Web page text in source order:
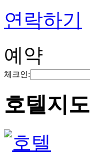
연락하기
예약
체크인:
호텔지도